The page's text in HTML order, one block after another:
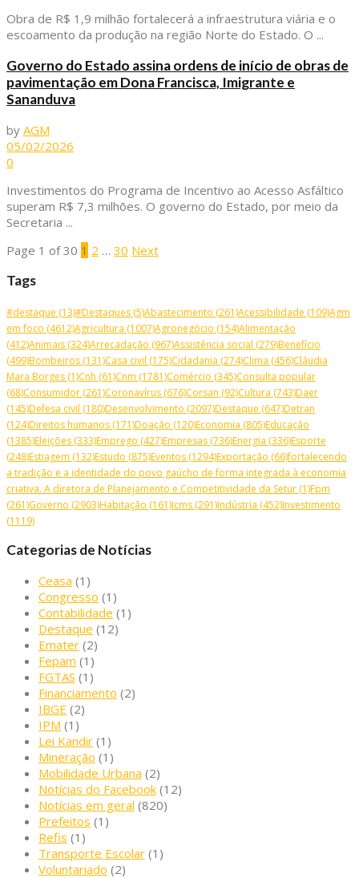
Obra de R$ 1,9 milhão fortalecerá a infraestrutura viária e o
escoamento da produção na região Norte do Estado. O ...
Governo do Estado assina ordens de início de obras de
pavimentação em Dona Francisca, Imigrante e
Sananduva
by AGM
05/02/2026
0
Investimentos do Programa de Incentivo ao Acesso Asfáltico
superam R$ 7,3 milhões. O governo do Estado, por meio da
Secretaria ...
Page 1 of 30 1 2 … 30 Next
Tags
#destaque (13)#Destaques (5)Abastecimento (261)Acessibilidade (109)Agm
em foco (4612)Agricultura (1007)Agronegócio (154)Alimentação
(412)Animais (324)Arrecadação (967)Assistência social (279)Benefício
(499)Bombeiros (131)Casa civil (175)Cidadania (274)Clima (456)Cláudia
Mara Borges (1)Cnh (61)Cnm (1781)Comércio (345)Consulta popular
(68)Consumidor (261)Coronavírus (676)Corsan (92)Cultura (743)Daer
(145)Defesa civil (180)Desenvolvimento (2097)Destaque (647)Detran
(124)Direitos humanos (171)Doação (120)Economia (805)Educação
(1385)Eleições (333)Emprego (427)Empresas (736)Energia (336)Esporte
(248)Estiagem (132)Estudo (875)Eventos (1294)Exportação (66)fortalecendo
a tradição e a identidade do povo gaúcho de forma integrada à economia
criativa. A diretora de Planejamento e Competitividade da Setur (1)Fpm
(261)Governo (2903)Habitação (161)Icms (291)Indústria (452)Investimento
(1119)
Categorias de Notícias
Ceasa (1)
Congresso (1)
Contabilidade (1)
Destaque (12)
Emater (2)
Fepam (1)
FGTAS (1)
Financiamento (2)
IBGE (2)
IPM (1)
Lei Kandir (1)
Mineração (1)
Mobilidade Urbana (2)
Notícias do Facebook (12)
Notícias em geral (820)
Prefeitos (1)
Refis (1)
Transporte Escolar (1)
Voluntariado (2)